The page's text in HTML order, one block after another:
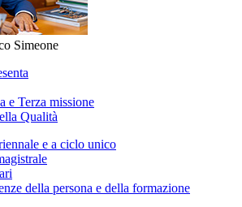
Simeone
e Terza missione
Qualità
e a ciclo unico
della persona e della formazione